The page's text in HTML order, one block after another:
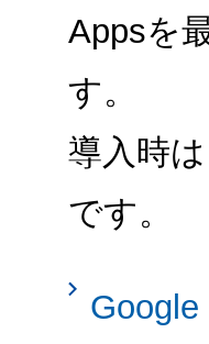
Appsを
す。
導入時
です。